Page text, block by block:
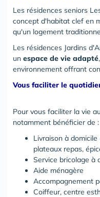
Les résidences seniors
concept d'habitat clef en
qu'un logement
Les résidences Jardins
un espace de vie adapté
environnement offrant
Vous faciliter le
Pour vous faciliter la vie
notamment bénéficier de :
Livraison à
plateaux repas,
Service bricolage à
Aide ménagère
Accompagnement
Coiffeur, centre